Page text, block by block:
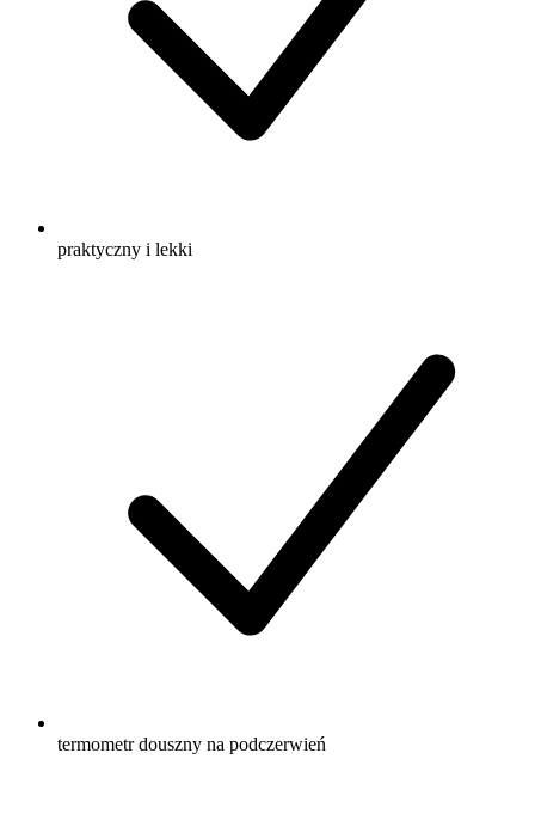
praktyczny i lekki
termometr douszny na podczerwień